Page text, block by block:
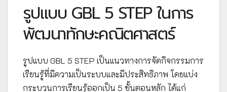
รูปแบบ GBL 5 STEP ในการ
พัฒนาทักษะคณิตศาสตร์
รูปแบบ GBL 5 STEP เป็นแนวทางการจัดกิจกรรมการ
เรียนรู้ที่มีความเป็นระบบและมีประสิทธิภาพ โดยแบ่ง
กระบวนการเรียนรู้ออกเป็น 5 ขั้นตอนหลัก ได้แก่